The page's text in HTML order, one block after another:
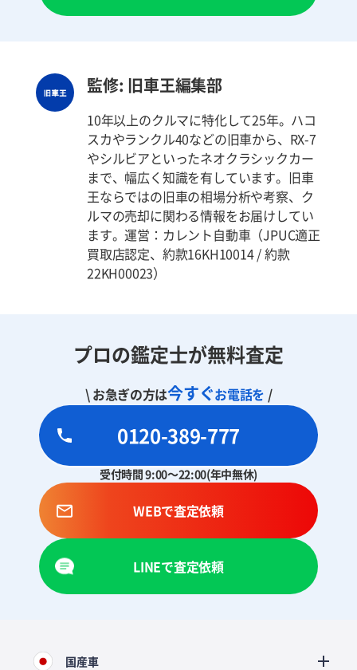
監修: 旧車王編集部
10年以上のクルマに特化して25年。ハコ
スカやランクル40などの旧車から、RX-7
やシルビアといったネオクラシックカー
まで、幅広く知識を有しています。旧車
王ならではの旧車の相場分析や考察、ク
ルマの売却に関わる情報をお届けしてい
ます。運営：カレント自動車（JPUC適正
買取店認定、約款16KH10014 / 約款
22KH00023）
プロの鑑定士が無料査定
\ お急ぎの方は今すぐお電話を /
0120-389-777
受付時間 9:00～22:00(年中無休)
WEBで査定依頼
LINEで査定依頼
国産車